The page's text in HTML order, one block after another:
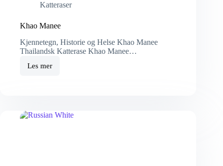
Katteraser
Khao Manee
Kjennetegn, Historie og Helse Khao Manee
Thailandsk Katterase Khao Manee…
Les mer
Khao